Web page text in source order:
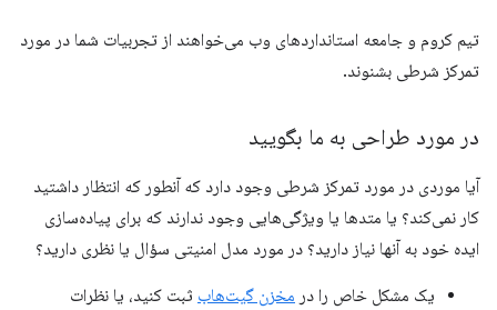
تیم کروم و جامعه استانداردهای وب می‌خواهند از تجربیات شما در مورد
تمرکز شرطی بشنوند.
در مورد طراحی به ما بگویید
آیا موردی در مورد تمرکز شرطی وجود دارد که آنطور که انتظار داشتید
کار نمی‌کند؟ یا متدها یا ویژگی‌هایی وجود ندارند که برای پیاده‌سازی
ایده خود به آنها نیاز دارید؟ در مورد مدل امنیتی سؤال یا نظری دارید؟
یک مشکل خاص را در مخزن گیت‌هاب ثبت کنید، یا نظرات